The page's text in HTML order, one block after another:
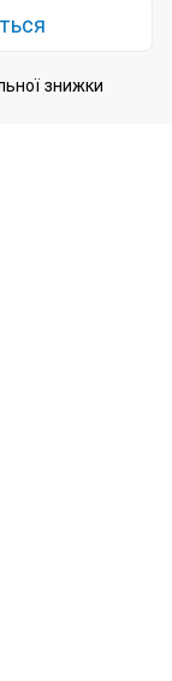
знижки